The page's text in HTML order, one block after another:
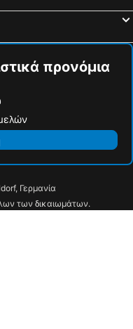
προνόμια
Γερμανία
των δικαιωμάτων.